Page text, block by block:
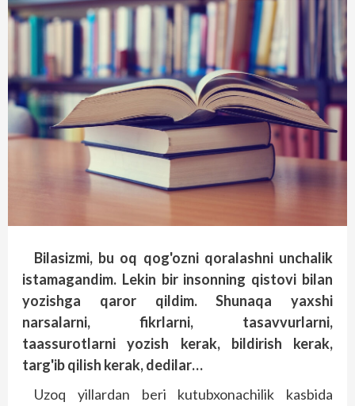
Bilasizmi, bu oq qog'ozni qoralashni unchalik
istamagandim. Lekin bir insonning qistovi bilan
yozishga qaror qildim. Shunaqa yaxshi
narsalarni, fikrlarni, tasavvurlarni,
taassurotlarni yozish kerak, bildirish kerak,
targ'ib qilish kerak, dedilar…
Uzoq yillardan beri kutubxonachilik kasbida